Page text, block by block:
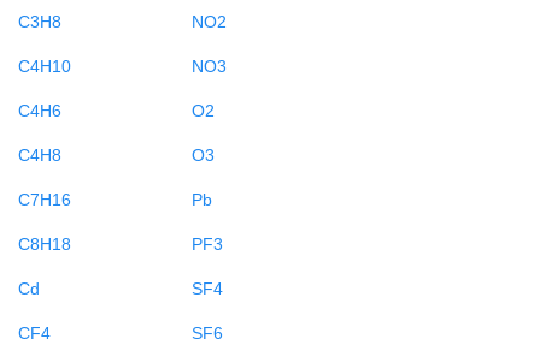
C3H8
C4H10
C4H6
C4H8
C7H16
C8H18
Cd
CF4
NO2
NO3
O2
O3
Pb
PF3
SF4
SF6